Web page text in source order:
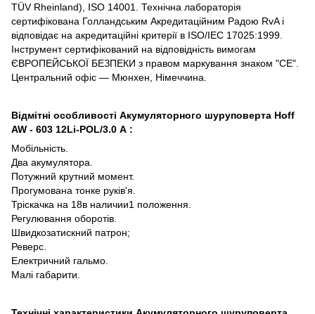
TÜV Rheinland), ISO 14001. Технічна лабораторія
сертифікована Голландським Акредитаційним Радою RvA і
відповідає на акредитаційні критерії в ISO/IEC 17025:1999.
Інструмент сертифікований на відповідність вимогам
ЄВРОПЕЙСЬКОЇ БЕЗПЕКИ з правом маркування знаком "СЕ".
Центральний офіс ― Мюнхен, Німеччина.
Відмітні особливості Акумуляторного шуруповерта Hoff
AW - 603 12Li-POL/3.0 А :
Мобільність.
Два акумулятора.
Потужний крутний момент.
Прогумована тонке руків'я.
Тріскачка на 18в наличии1 положення.
Регулювання оборотів.
Швидкозатискний патрон;
Реверс.
Електричний гальмо.
Малі габарити.